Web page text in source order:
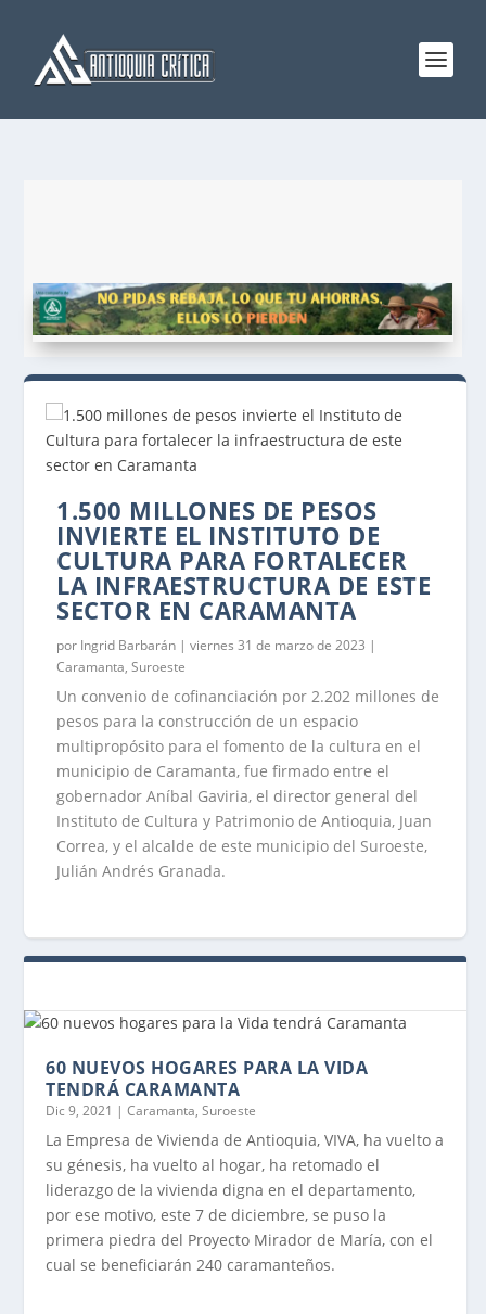
1.500 MILLONES DE PESOS
INVIERTE EL INSTITUTO DE
CULTURA PARA FORTALECER
LA INFRAESTRUCTURA DE ESTE
SECTOR EN CARAMANTA
por Ingrid Barbarán |viernes 31 de marzo de 2023 |
Caramanta,Suroeste
Un convenio de cofinanciación por 2.202 millones de
pesos para la construcción de un espacio
multipropósito para el fomento de la cultura en el
municipio de Caramanta, fue firmado entre el
gobernador Aníbal Gaviria, el director general del
Instituto de Cultura y Patrimonio de Antioquia, Juan
Correa, y el alcalde de este municipio del Suroeste,
Julián Andrés Granada.
60 NUEVOS HOGARES PARA LA VIDA
TENDRÁ CARAMANTA
Dic 9, 2021 |Caramanta,Suroeste
La Empresa de Vivienda de Antioquia, VIVA, ha vuelto a
su génesis, ha vuelto al hogar, ha retomado el
liderazgo de la vivienda digna en el departamento,
por ese motivo, este 7 de diciembre, se puso la
primera piedra del Proyecto Mirador de María, con el
cual se beneficiarán 240 caramanteños.